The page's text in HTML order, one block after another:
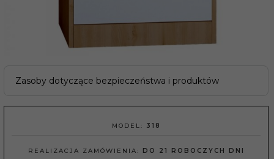
Zasoby dotyczące bezpieczeństwa i produktów
MODEL: 318
REALIZACJA ZAMÓWIENIA: DO 21 ROBOCZYCH DNI